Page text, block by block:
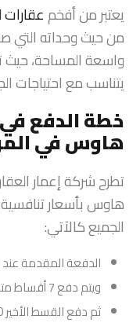
يعتبر من أفخم
من حيث وحداته التي
يتناسب مع احتياجات
خطة الدفع
هاوس في
تطرح شركة إعمار
هاوس بأسعار
الجميع كالآتي:
الدفعة المقدمة عند
ويتم دفع 7 أقساط متساوية أثناء فترة الإنشاء.
ثم دفع القسط الأخير 20% عند التسليم.